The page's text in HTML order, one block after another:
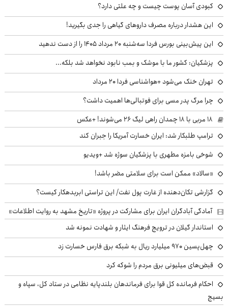
کبودی آسان پوست چیست و چه علتی دارد؟
این هشدار درباره مصرف داروهای گیاهی را جدی بگیرید!
این پیش‌بینی بورس فردا سه‌شنبه ۲۰ مرداد ۱۴۰۵ را از دست ندهید
پزشکیان: کشور ما با موشک و بمب نابود نخواهد شد بلکه...
تهران خنک می‌شود +هواشناسی فردا ۲۰ مرداد
چرا مرگ پدر مسی برای فوتبالی‌ها اهمیت داشت؟
۱۸ مربی با ۱۸ چمدان راهی لیگ ۲۶ می‌شوند! +عکس
ترامپ طلبکار شد: ایران خسارت آمریکا را جبران کند
شوخی بامزه مطهری با پزشکیان سوژه شد +ویدیو
«سالاد» ممکن است برای سلامتی مضر باشد!
گزارشی تکان‌دهنده از غارت پول نفت/ این تراستی ابربدهکار کیست؟
آمادگی آبادگران ایران برای مشارکت در پروژه «تاریخ مشهد به روایت اطلاعات»
استاندار گیلان در ترویج فرهنگ ایثار و شهادت نمونه شد
چهل‌پسین ۹۷۰ میلیارد ریال به شبکه برق فارس خسارت زد
قبض‌های میلیونی برق مردم را شوکه کرد
احکام فرمانده کل قوا برای فرماندهان بلندپایه نظامی در ستاد کل، سپاه و
بسیج